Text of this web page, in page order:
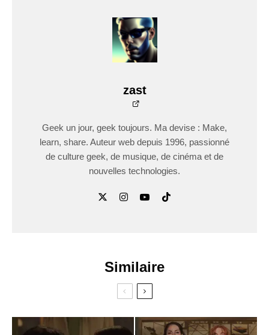
zast
Geek un jour, geek toujours. Ma devise : Make,
learn, share. Auteur web depuis 1996, passionné
de culture geek, de musique, de cinéma et de
nouvelles technologies.
Similaire